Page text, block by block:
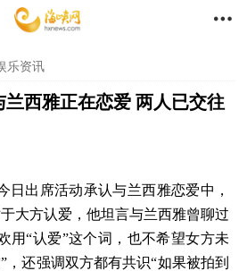

乐资讯
兰西雅正在恋爱 两人已交往
日出席活动承认与兰西雅恋爱中，
大方认爱，他坦言与兰西雅曾聊过
用“认爱”这个词，也不希望女方未
，还强调双方都有共识“如果被拍到